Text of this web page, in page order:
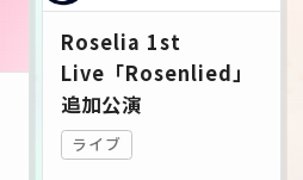
Roselia 1st
Live「Rosenlied」
追加公演
ライブ